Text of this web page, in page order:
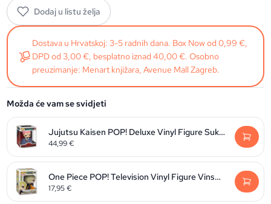
Dodaj u listu želja
Dostava u Hrvatskoj: 3-5 radnih dana. Box Now od 0,99 €,
DPD od 3,00 €, besplatno iznad 40,00 €. Osobno
preuzimanje: Menart knjižara, Avenue Mall Zagreb.
Možda će vam se svidjeti
Jujutsu Kaisen POP! Deluxe Vinyl Figure Sukuna 9 cm
44,99€
One Piece POP! Television Vinyl Figure Vinsmoke Sanji 9 cm
17,95€